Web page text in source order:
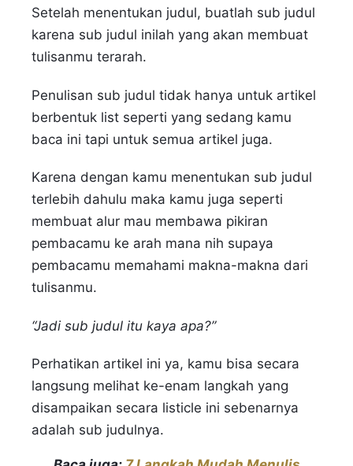
Setelah menentukan judul, buatlah sub judul
karena sub judul inilah yang akan membuat
tulisanmu terarah.
Penulisan sub judul tidak hanya untuk artikel
berbentuk list seperti yang sedang kamu
baca ini tapi untuk semua artikel juga.
Karena dengan kamu menentukan sub judul
terlebih dahulu maka kamu juga seperti
membuat alur mau membawa pikiran
pembacamu ke arah mana nih supaya
pembacamu memahami makna-makna dari
tulisanmu.
“Jadi sub judul itu kaya apa?”
Perhatikan artikel ini ya, kamu bisa secara
langsung melihat ke-enam langkah yang
disampaikan secara listicle ini sebenarnya
adalah sub judulnya.